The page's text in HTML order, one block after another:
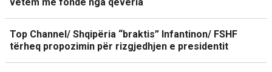
Top Channel/ Shqipëria “braktis” Infantinon/ FSHF
tërheq propozimin për rizgjedhjen e presidentit